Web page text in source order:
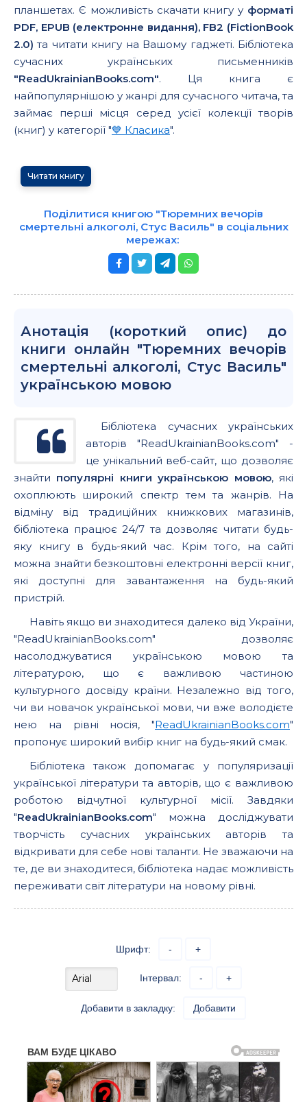
планшетах. Є можливість скачати книгу у форматі
PDF, EPUB (електронне видання), FB2 (FictionBook
2.0) та читати книгу на Вашому гаджеті. Бібліотека
сучасних українських письменників
"ReadUkrainianBooks.com". Ця книга є
найпопулярнішою у жанрі для сучасного читача, та
займає перші місця серед усієї колекції творів
(книг) у категорії "💙 Класика".
Читати книгу
Поділитися книгою "Тюремних вечорів
смертельні алкоголі, Стус Василь" в соціальних
мережах:
Анотація (короткий опис) до
книги онлайн "Тюремних вечорів
смертельні алкоголі, Стус Василь"
українською мовою
Бібліотека сучасних українських
авторів "ReadUkrainianBooks.com" -
це унікальний веб-сайт, що дозволяє
знайти популярні книги українською мовою, які
охоплюють широкий спектр тем та жанрів. На
відміну від традиційних книжкових магазинів,
бібліотека працює 24/7 та дозволяє читати будь-
яку книгу в будь-який час. Крім того, на сайті
можна знайти безкоштовні електронні версії книг,
які доступні для завантаження на будь-який
пристрій.
Навіть якщо ви знаходитеся далеко від України,
"ReadUkrainianBooks.com" дозволяє
насолоджуватися українською мовою та
літературою, що є важливою частиною
культурного досвіду країни. Незалежно від того,
чи ви новачок української мови, чи вже володієте
нею на рівні носія, "ReadUkrainianBooks.com"
пропонує широкий вибір книг на будь-який смак.
Бібліотека також допомагає у популяризації
української літератури та авторів, що є важливою
роботою відчутної культурної місії. Завдяки
"ReadUkrainianBooks.com" можна досліджувати
творчість сучасних українських авторів та
відкривати для себе нові таланти. Не зважаючи на
те, де ви знаходитеся, бібліотека надає можливість
переживати світ літератури на новому рівні.
Шрифт: - +
Інтервал: - +
Добавити в закладку: Добавити